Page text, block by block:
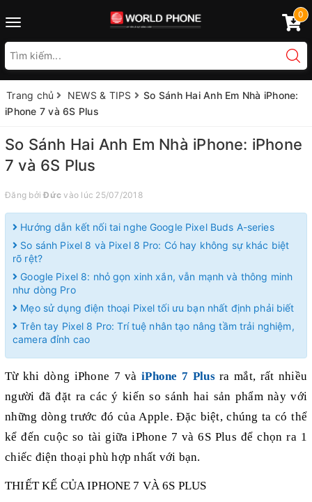
Toggle
0
Trang chủ NEWS & TIPS
So Sánh Hai Anh Em Nhà iPhone:
iPhone 7 và 6S Plus
So Sánh Hai Anh Em Nhà iPhone: iPhone
7 và 6S Plus
Đăng bởiĐức vào lúc 25/07/2018
Hướng dẫn kết nối tai nghe Google Pixel Buds A-series
So sánh Pixel 8 và Pixel 8 Pro: Có hay không sự khác biệt
rõ rệt?
Google Pixel 8: nhỏ gọn xinh xắn, vẫn mạnh và thông minh
như dòng Pro
Mẹo sử dụng điện thoại Pixel tối ưu bạn nhất định phải biết
Trên tay Pixel 8 Pro: Trí tuệ nhân tạo nâng tầm trải nghiệm,
camera đỉnh cao
Từ khi dòng iPhone 7 vàiPhone 7 Plusra mắt, rất nhiều
người đã đặt ra các ý kiến so sánh hai sản phẩm này với
những dòng trước đó của Apple. Đặc biệt, chúng ta có thể
kể đến cuộc so tài giữa iPhone 7 và 6S Plus để chọn ra 1
chiếc điện thoại phù hợp nhất với bạn.
THIẾT KẾ CỦA IPHONE 7 VÀ 6S PLUS